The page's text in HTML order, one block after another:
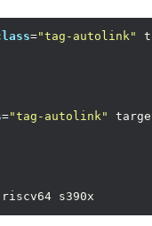
="tag-autolink"
="tag-autolink"
s390x